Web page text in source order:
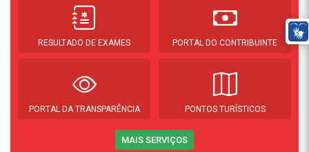
RESULTADO DE EXAMES PORTAL DO CONTRIBUINTE
PORTAL DA TRANSPARÊNCIA PONTOS TURÍSTICOS
MAIS SERVIÇOS